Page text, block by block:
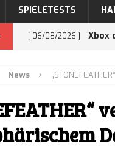
SPIELETESTS
[ 06/08/2026 ] Xbox
Deliverance
[ 06/08/2026 ]
News